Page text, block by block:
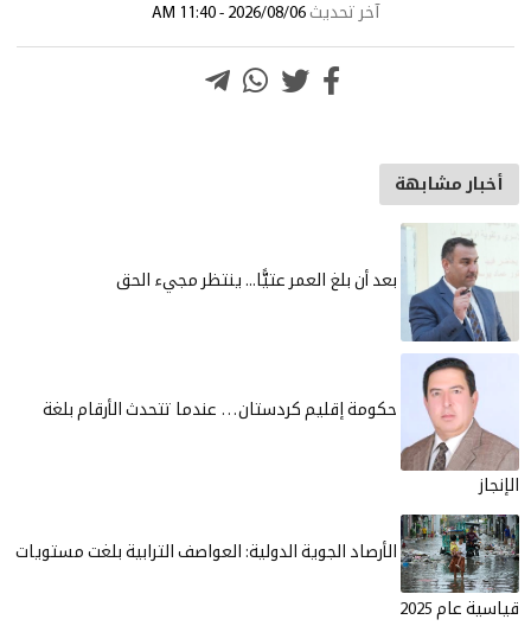
آخر تحديث 2026/08/06 - 11:40 AM
مشابهة
بعد أن بلغ العمر عتيًّا... ينتظر مجيء الحق
حكومة إقليم كردستان… عندما تتحدث الأرقام بلغة
الأرصاد الجوية الدولية: العواصف الترابية بلغت مستويات
عام 2025